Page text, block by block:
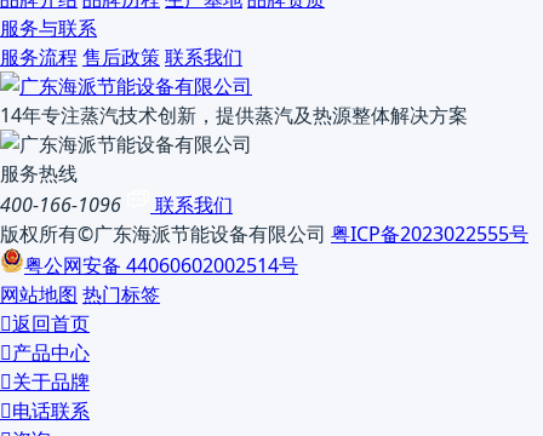
服务与联系
服务流程 售后政策联系我们
14年专注蒸汽技术创新，提供蒸汽及热源整体解决方案
服务热线
400-166-1096
联系我们
版权所有©广东海派节能设备有限公司 粤ICP备2023022555号
粤公网安备 44060602002514号
网站地图 热门标签
返回首页
产品中心
关于品牌
电话联系